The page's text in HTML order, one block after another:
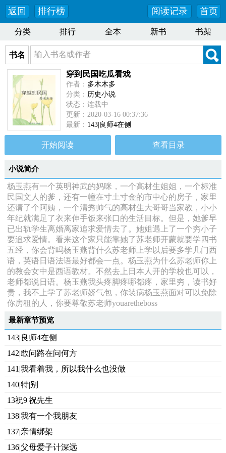
返回 排行榜 首页
阅读记录
分类 排行 全本 新书 书架
书名
穿到民国吃瓜看戏
作者： 多木木多
分类： 历史小说
状态：连载中
更新：2020-03-16 00:37:36
最新： 143|良师4在侧
开始阅读 查看目录
小说简介
杨玉燕有一个英明神武的妈咪，一个高材生姐姐，一个标准
民国文人的爹，还有一幢在寸土寸金的市中心的房子，家里
还请了个阿姨，一个清秀帅气的高材生大哥哥当家教，小小
年纪就满足了衣来伸手饭来张口的生活目标。但是，她爹早
已出轨学生离婚离家追求爱情去了。她姐遇上了一个穷小子
要追求爱情。看来这个家只能靠她了苏老师开蒙就要学四书
五经，你会背吗杨玉燕背什么苏老师上学以后要多学几门西
语，英语日语法语最好都会一点。杨玉燕为什么苏老师你上
的教会女中是西语教材。不然去上日本人开的学校也可以，
老师都说日语。杨玉燕我头疼脚疼哪都疼，家里穷，读书好
贵，我不上学了苏老师娇气包，你装病杨玉燕面对可以免除
你房租的人，你要尊敬苏老师youaretheboss
最新章节预览
143|良师4在侧
142|敢问路在问何方
141|我看着我，所以我什么也没做
140|特|别
13祝9|祝先生
138|我有一个我朋友
137|亲情绑架
136|父母爱子计深远